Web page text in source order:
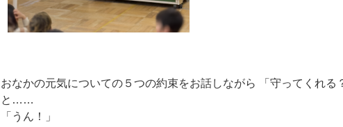
おなかの元気についての５つの約束をお話しながら 「守ってくれる
と……
「うん！」